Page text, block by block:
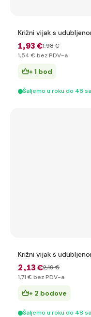
Križni vijak s
1,93 €1,98 €
1,54 € bez PDV-a
+ 1 bod
Šaljemo u roku do 48
Križni vijak s
2,13 €2,19 €
1,71 € bez PDV-a
+ 2 bodove
Šaljemo u roku do 48